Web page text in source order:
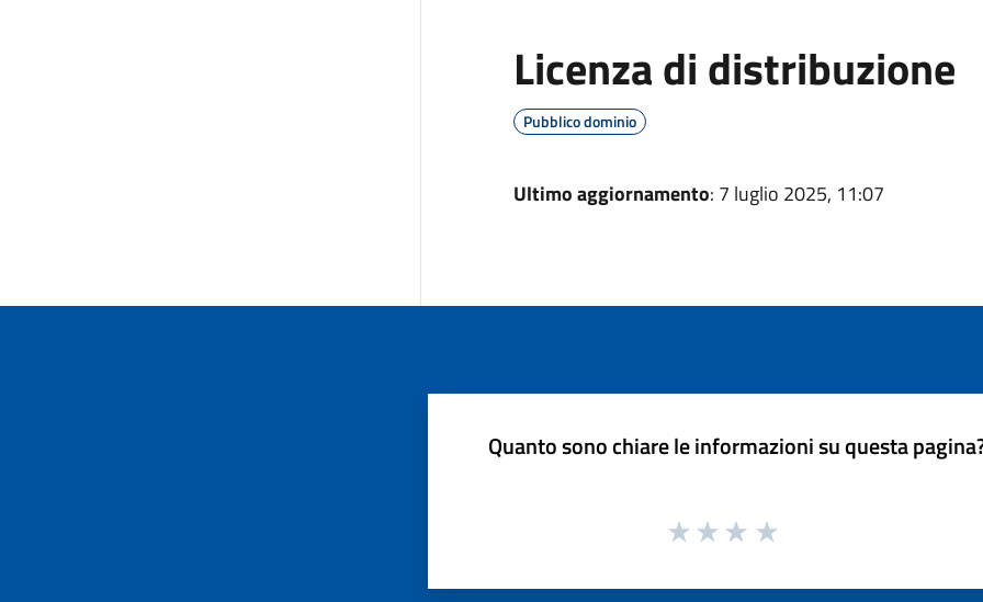
Licenza di distribuzione
Pubblico dominio
Ultimo aggiornamento: 7 luglio 2025, 11:07
Quanto sono chiare le informazioni su questa